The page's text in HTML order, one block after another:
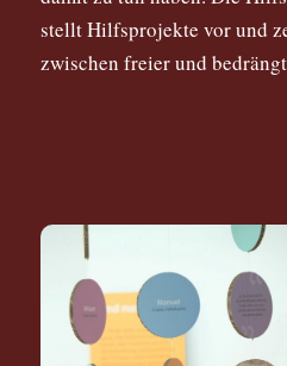
stellt Hilfsprojekte vor und
zwischen freier und